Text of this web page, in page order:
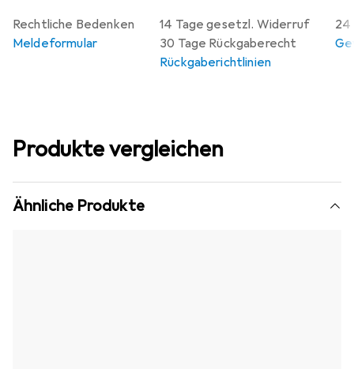
14 Tage gesetzl. Widerruf
30 Tage Rückgaberecht
Rückgaberichtlinien
24
Rechtliche Bedenken
Meldeformular
Produkte vergleichen
Ähnliche Produkte